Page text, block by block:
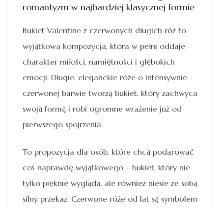
romantyzm w najbardziej klasycznej formie
Bukiet Valentine z czerwonych długich róż to
wyjątkowa kompozycja, która w pełni oddaje
charakter miłości, namiętności i głębokich
emocji. Długie, eleganckie róże o intensywnie
czerwonej barwie tworzą bukiet, który zachwyca
swoją formą i robi ogromne wrażenie już od
pierwszego spojrzenia.
To propozycja dla osób, które chcą podarować
coś naprawdę wyjątkowego – bukiet, który nie
tylko pięknie wygląda, ale również niesie ze sobą
silny przekaz. Czerwone róże od lat są symbolem